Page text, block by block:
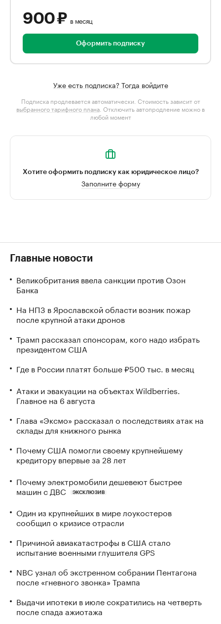
900 ₽ в месяц
Оформить подписку
Уже есть подписка? Тогда войдите
Подписка продлевается автоматически. Стоимость зависит от
выбранного тарифного плана . Отключить автопродление можно в
любой момент
Хотите оформить подписку как юридическое лицо?
Заполните форму
Главные новости
Великобритания ввела санкции против Озон
Банка
На НПЗ в Ярославской области возник пожар
после крупной атаки дронов
Трамп рассказал спонсорам, кого надо избрать
президентом США
Где в России платят больше ₽500 тыс. в месяц
Атаки и эвакуации на объектах Wildberries.
Главное на 6 августа
Глава «Эксмо» рассказал о последствиях атак на
склады для книжного рынка
Почему США помогли своему крупнейшему
кредитору впервые за 28 лет
Почему электромобили дешевеют быстрее
машин с ДВС
ЭКСКЛЮЗИВ
Один из крупнейших в мире лоукостеров
сообщил о кризисе отрасли
Причиной авиакатастрофы в США стало
испытание военными глушителя GPS
NBC узнал об экстренном собрании Пентагона
после «гневного звонка» Трампа
Выдачи ипотеки в июле сократились на четверть
после спада ажиотажа